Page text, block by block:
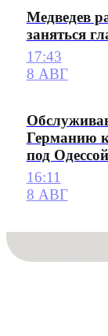
Медведев
заняться
17:43
8 АВГ
Германию
под Одессой
16:11
8 АВГ